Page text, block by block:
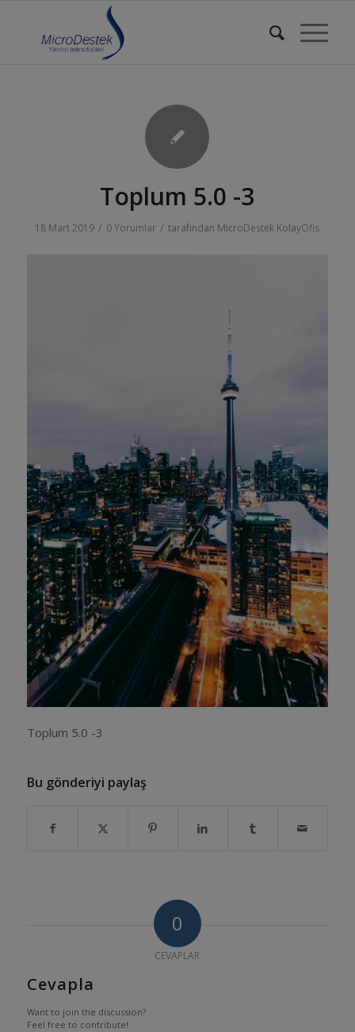
Toplum 5.0 -3
18 Mart 2019 / 0 Yorumlar / tarafından MicroDestek KolayOfis
Toplum 5.0 -3
Bu gönderiyi paylaş
0
CEVAPLAR
Cevapla
Want to join the discussion?
Feel free to contribute!